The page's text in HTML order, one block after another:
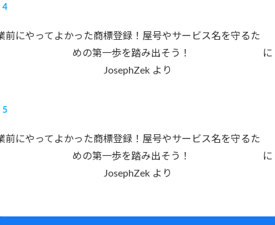
前にやってよかった商標登録！屋号やサービス名を守るた
めの第一歩を踏み出そう！
に
JosephZekより
前にやってよかった商標登録！屋号やサービス名を守るた
めの第一歩を踏み出そう！
に
JosephZekより